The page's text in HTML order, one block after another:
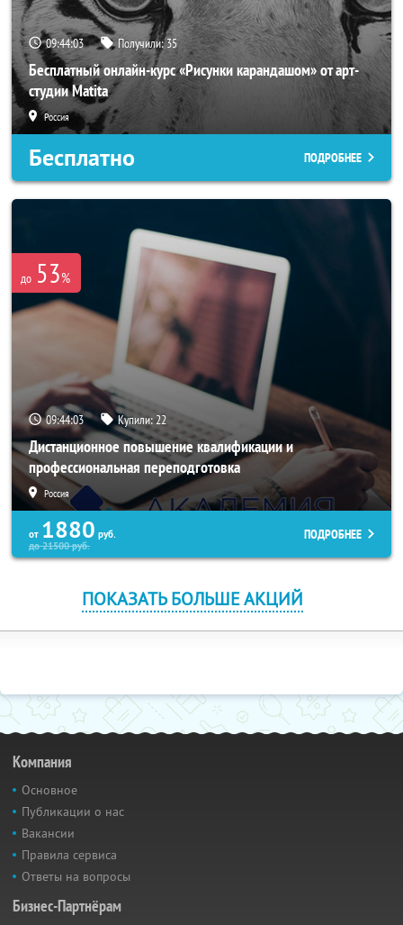
09:44:00 Получили:35
Бесплатный онлайн-курс «Рисунки карандашом» от арт-
студии Matita
Россия
Бесплатно ПОДРОБНЕЕ
до 53%
09:44:00 Купили:22
Дистанционное повышение квалификации и
профессиональная переподготовка
Россия
от 1880 руб.
до21500руб.
ПОДРОБНЕЕ
ПОКАЗАТЬ БОЛЬШЕ АКЦИЙ
Компания
Основное
Публикации о нас
Вакансии
Правила сервиса
Ответы на вопросы
Бизнес-Партнёрам